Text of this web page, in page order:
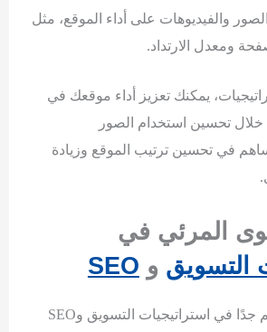
الصور والفيديوهات على أداء الموقع، مثل
ومعدل الارتداد.
يمكنك تعزيز أداء موقعك في
تحسين استخدام الصور
في تحسين ترتيب الموقع وزيادة
المرئي في
التسويق و SEO
المحتوى المرئي مهم جدًا في استراتيجيات التسويق وSEO